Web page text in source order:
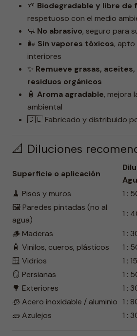
🌱 Biodegradable y libre de
respetuoso con el medio
🧼 No abrasivo, seguro para
🌬️ Sin vapores tóxicos, apto
interiores
✨ Remueve grasas,
residuos orgánicos
🧴 Aroma agradable, mejora
ambiental
🇨🇱 Fabricado y distribuido
📐 Diluciones
Superficie o aplicación
🧹 Pisos y muros
1 :
🖼️ Paredes pintadas (no al
agua)
1 :
🪵 Maderas
1 :
🧴 Vinilos, cueros, plásticos
1 :
🪟 Vidrios
1 :
🪞 Persianas
1 :
🌳 Exteriores
1 :
🧊 Acero inoxidable / aluminio 1 :
🧱 Azulejos
1 :